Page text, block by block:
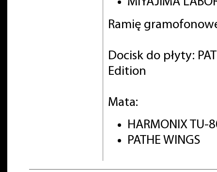
Ramię
Docisk do płyty:
Edition
Mata:
HARMONIX TU-
PATHE WINGS